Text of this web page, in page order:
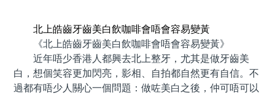
北上皓齒牙齒美白飲咖啡會唔會容易變黃
《北上皓齒牙齒美白飲咖啡會唔會容易變黃》
近年唔少香港人都興去北上整牙，尤其是做牙齒美
白，想個笑容更加閃亮，影相、自拍都自然更有自信。不
過都有唔少人關心一個問題：做咗美白之後，仲可唔可以